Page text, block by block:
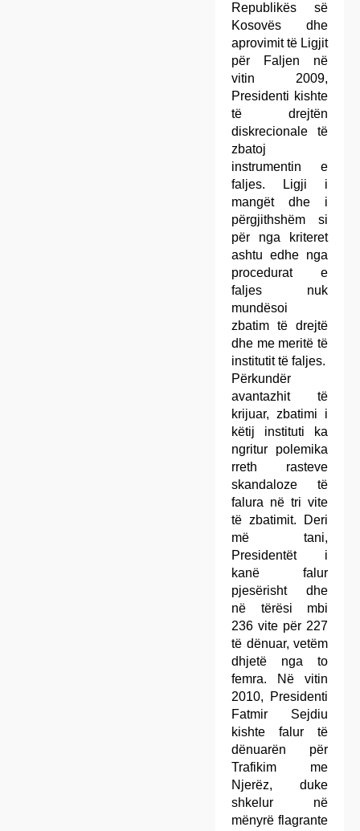
Republikës së
Kosovës dhe
aprovimit të Ligjit
për Faljen në
vitin 2009,
Presidenti kishte
të drejtën
diskrecionale të
zbatoj
instrumentin e
faljes. Ligji i
mangët dhe i
përgjithshëm si
për nga kriteret
ashtu edhe nga
procedurat e
faljes nuk
mundësoi
zbatim të drejtë
dhe me meritë të
institutit të faljes.
Përkundër
avantazhit të
krijuar, zbatimi i
këtij instituti ka
ngritur polemika
rreth rasteve
skandaloze të
falura në tri vite
të zbatimit. Deri
më tani,
Presidentët i
kanë falur
pjesërisht dhe
në tërësi mbi
236 vite për 227
të dënuar, vetëm
dhjetë nga to
femra. Në vitin
2010, Presidenti
Fatmir Sejdiu
kishte falur të
dënuarën për
Trafikim me
Njerëz, duke
shkelur në
mënyrë flagrante